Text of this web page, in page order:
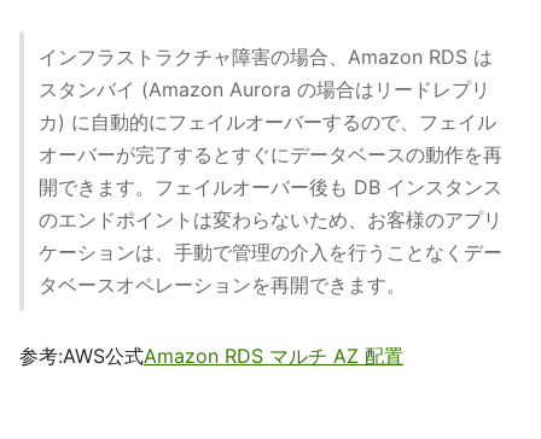
インフラストラクチャ障害の場合、Amazon RDS は
スタンバイ (Amazon Aurora の場合はリードレプリ
カ) に自動的にフェイルオーバーするので、フェイル
オーバーが完了するとすぐにデータベースの動作を再
開できます。フェイルオーバー後も DB インスタンス
のエンドポイントは変わらないため、お客様のアプリ
ケーションは、手動で管理の介入を行うことなくデー
タベースオペレーションを再開できます。
参考:AWS公式Amazon RDS マルチ AZ 配置